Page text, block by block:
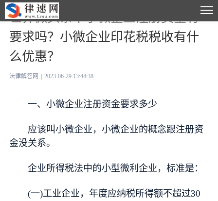
世界微头条丨小微企业注册资金有
要求吗？小微企业印花税税收有什
么优惠？
法律解答网 2023-06-29 13:44:38
一、小微企业注册资金要求多少
应该叫小微企业，小微企业的概念跟注册资
金没关系。
企业所得税法中的小型微利企业，标准是：
(一)工业企业，年度应纳税所得额不超过30